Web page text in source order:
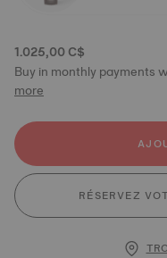
1.025,00 C$
Buy in monthly payments
more
RÉSERVEZ